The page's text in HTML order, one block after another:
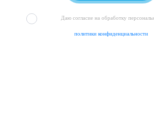
Даю согласие на обработку
политики конфиденциальности